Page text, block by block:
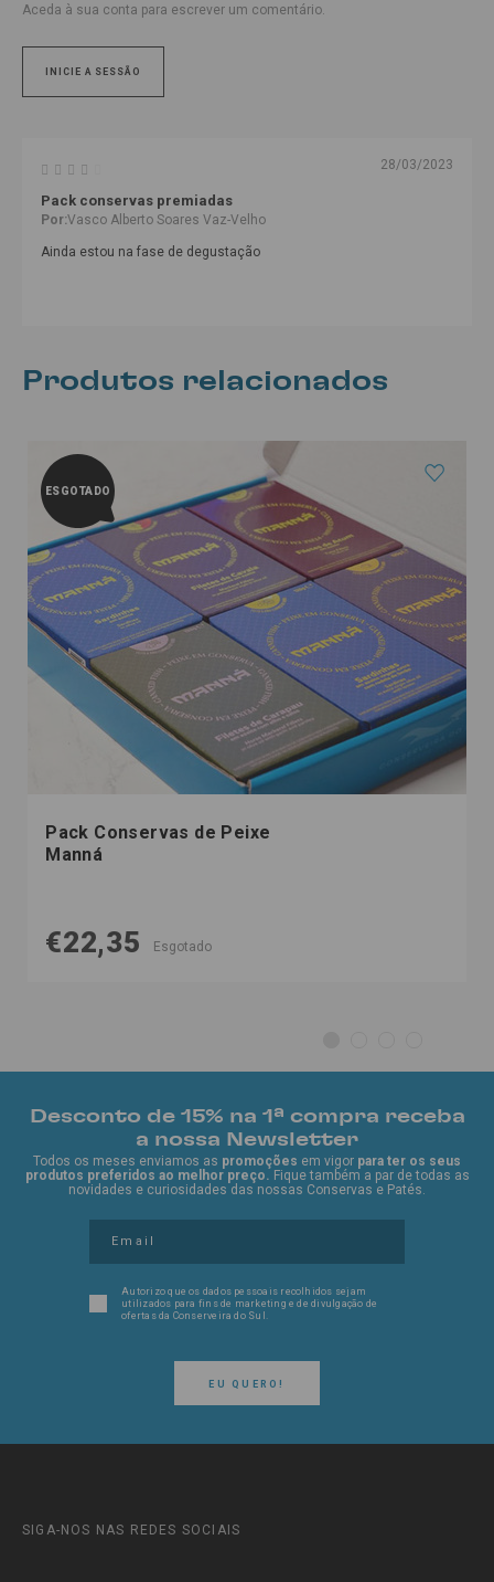
Aceda à sua conta para escrever um comentário.
INICIE A SESSÃO
28/03/2023
Pack conservas premiadas
Por:Vasco Alberto Soares Vaz-Velho
Ainda estou na fase de degustação
Produtos relacionados
ESGOTADO
Pack Conservas de Peixe
Manná
€22,35 Esgotado
Desconto de 15% na 1ª compra receba
a nossa Newsletter
Todos os meses enviamos as promoções em vigor para ter os seus
produtos preferidos ao melhor preço. Fique também a par de todas as
novidades e curiosidades das nossas Conservas e Patés.
EU QUERO!
Autorizo que os dados pessoais recolhidos sejam
utilizados para fins de marketing e de divulgação de
ofertas da Conserveira do Sul.
SIGA-NOS NAS REDES SOCIAIS